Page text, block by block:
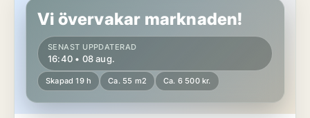
Vi övervakar marknaden!
SENAST UPPDATERAD
16:40 • 08 aug.
Skapad 19 h Ca. 55 m2 Ca. 6 500 kr.